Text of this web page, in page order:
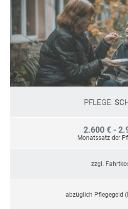
PFLEGE:
2.600 € -
Monatssatz der
zzgl.
abzüglich Pflegegeld